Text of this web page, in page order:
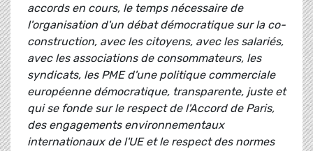
accords en cours, le temps nécessaire de
l'organisation d'un débat démocratique sur la co-
construction, avec les citoyens, avec les salariés,
avec les associations de consommateurs, les
syndicats, les PME d'une politique commerciale
européenne démocratique, transparente, juste et
qui se fonde sur le respect de l'Accord de Paris,
des engagements environnementaux
internationaux de l'UE et le respect des normes